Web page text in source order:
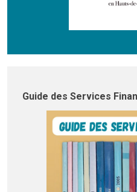
Guide des Services